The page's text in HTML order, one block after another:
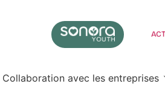
Collaboration avec les entreprises